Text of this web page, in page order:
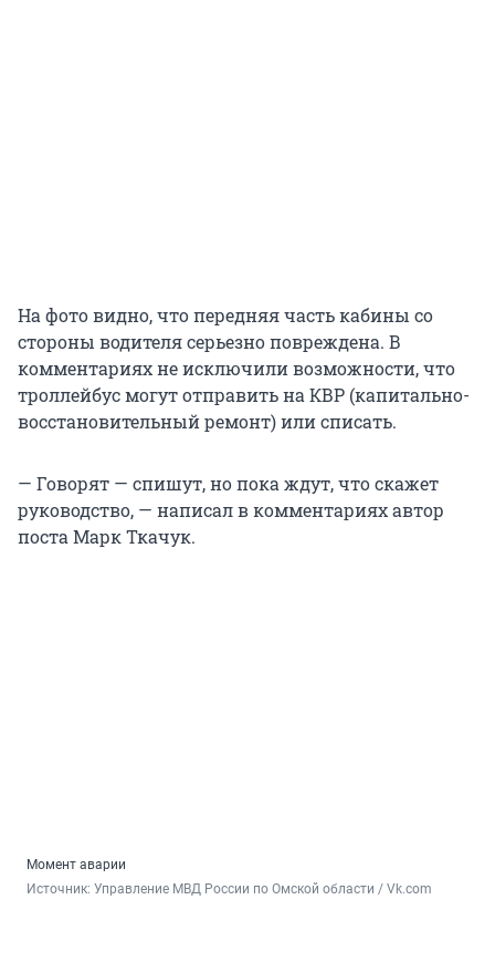
На фото видно, что передняя часть кабины со
стороны водителя серьезно повреждена. В
комментариях не исключили возможности, что
троллейбус могут отправить на КВР (капитально-
восстановительный ремонт) или списать.
— Говорят — спишут, но пока ждут, что скажет
руководство, — написал в комментариях автор
поста Марк Ткачук.
Момент аварии
Источник: Управление МВД России по Омской области / Vk.com